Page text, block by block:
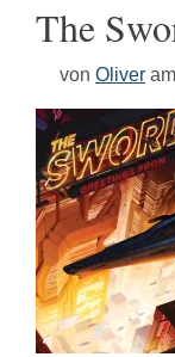
The
von Oliver